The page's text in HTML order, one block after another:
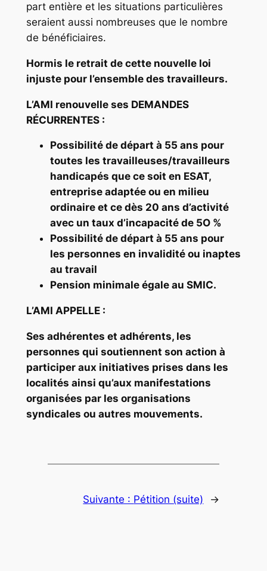
part entière et les situations particulières
seraient aussi nombreuses que le nombre
de bénéficiaires.
Hormis le retrait de cette nouvelle loi
injuste pour l’ensemble des travailleurs.
L’AMI renouvelle ses DEMANDES
RÉCURRENTES :
Possibilité de départ à 55 ans pour
toutes les travailleuses/travailleurs
handicapés que ce soit en ESAT,
entreprise adaptée ou en milieu
ordinaire et ce dès 20 ans d’activité
avec un taux d’incapacité de 5O %
Possibilité de départ à 55 ans pour
les personnes en invalidité ou inaptes
au travail
Pension minimale égale au SMIC.
L’AMI APPELLE :
Ses adhérentes et adhérents, les
personnes qui soutiennent son action à
participer aux initiatives prises dans les
localités ainsi qu’aux manifestations
organisées par les organisations
syndicales ou autres mouvements.
Suivante : Pétition (suite) →